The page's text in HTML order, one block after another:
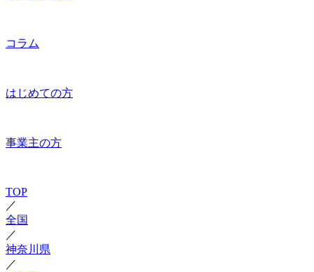
コラム
はじめての方
事業主の方
TOP
／
全国
／
神奈川県
／